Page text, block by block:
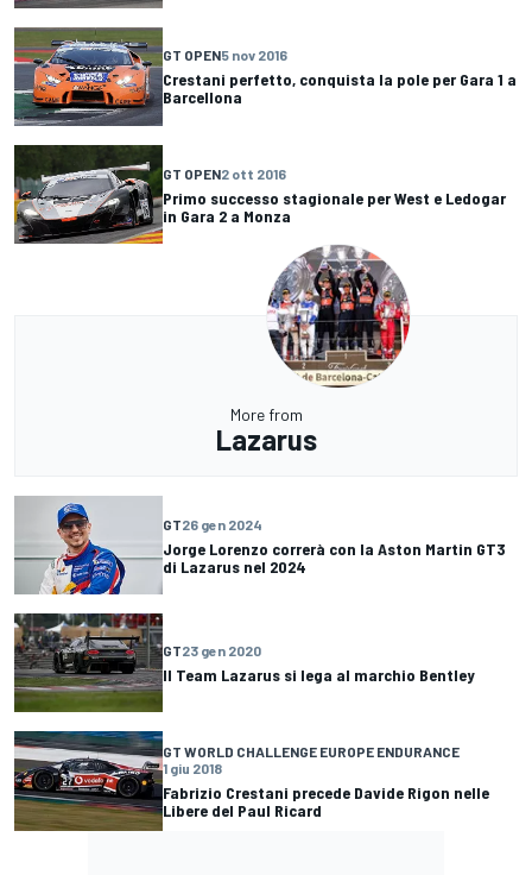
GT OPEN5 nov 2016
Crestani perfetto, conquista la pole per Gara 1 a
Barcellona
GT OPEN2 ott 2016
Primo successo stagionale per West e Ledogar
in Gara 2 a Monza
More from
Lazarus
GT26 gen 2024
Jorge Lorenzo correrà con la Aston Martin GT3
di Lazarus nel 2024
GT23 gen 2020
Il Team Lazarus si lega al marchio Bentley
GT WORLD CHALLENGE EUROPE ENDURANCE
1 giu 2018
Fabrizio Crestani precede Davide Rigon nelle
Libere del Paul Ricard